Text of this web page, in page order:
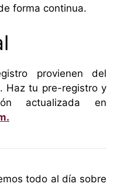
forma continua.
provienen del
Haz tu pre-registro y
actualizada en
todo al día sobre